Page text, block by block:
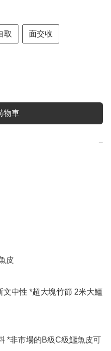
取 面交收
物車
−
皮
文中性 *超大塊竹節 2米大鱷
*非市場的B級C級鱷魚皮可